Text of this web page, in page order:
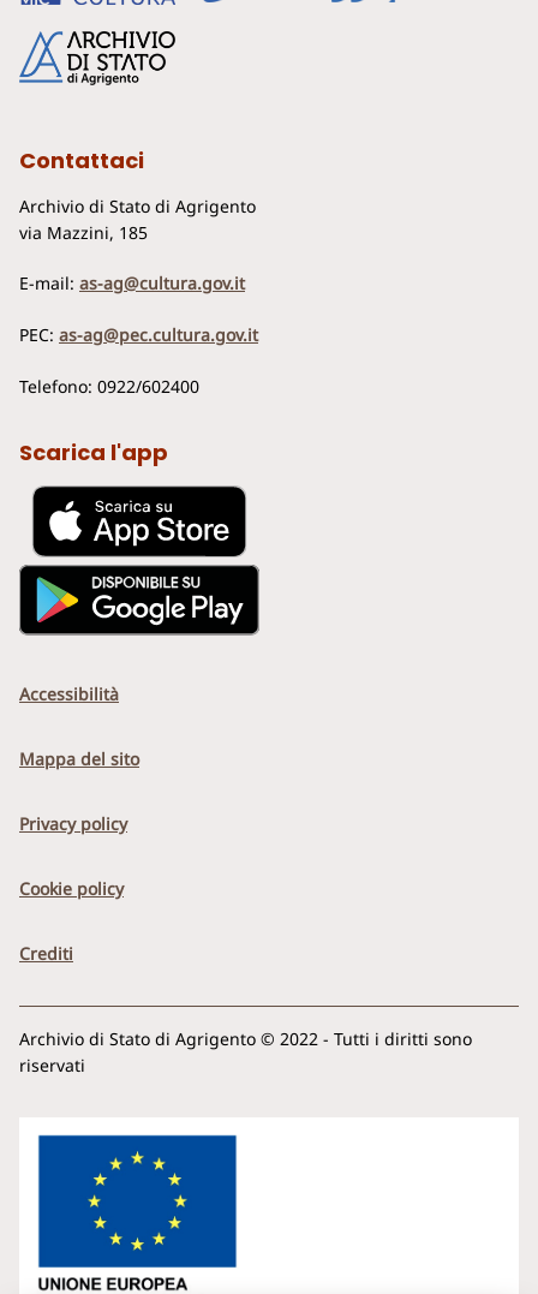
Contattaci
Archivio di Stato di Agrigento
via Mazzini, 185
E-mail: as-ag@cultura.gov.it
PEC: as-ag@pec.cultura.gov.it
Telefono: 0922/602400
Scarica l'app
Accessibilità
Mappa del sito
Privacy policy
Cookie policy
Crediti
Archivio di Stato di Agrigento © 2022 - Tutti i diritti sono
riservati